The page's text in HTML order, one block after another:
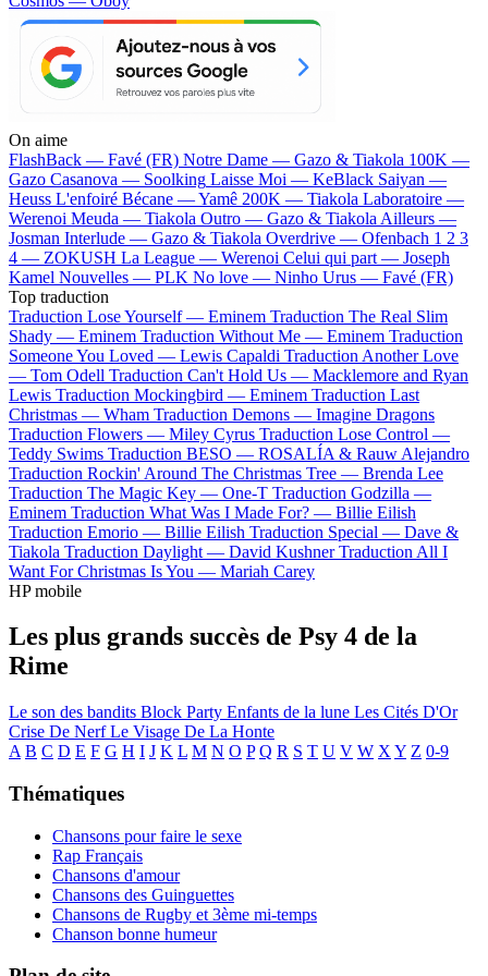
On aime
FlashBack — Favé (FR) Notre Dame — Gazo & Tiakola 100K —
Gazo Casanova — Soolking Laisse Moi — KeBlack Saiyan —
Heuss L'enfoiré Bécane —Yamê 200K — Tiakola Laboratoire —
Werenoi Meuda — Tiakola Outro — Gazo & Tiakola Ailleurs —
Josman Interlude — Gazo & Tiakola Overdrive — Ofenbach 1 2 3
4 — ZOKUSH La League — Werenoi Celui qui part — Joseph
Kamel Nouvelles — PLK No love — Ninho Urus — Favé (FR)
Top traduction
Traduction Lose Yourself — Eminem Traduction The Real Slim
Shady — Eminem Traduction Without Me — Eminem Traduction
Someone You Loved — Lewis Capaldi Traduction Another Love
— Tom Odell Traduction Can't Hold Us — Macklemore and Ryan
Lewis Traduction Mockingbird — Eminem Traduction Last
Christmas — Wham Traduction Demons — Imagine Dragons
Traduction Flowers — Miley Cyrus Traduction Lose Control —
Teddy Swims Traduction BESO — ROSALÍA & Rauw Alejandro
Traduction Rockin' Around The Christmas Tree — Brenda Lee
Traduction The Magic Key — One-T Traduction Godzilla —
Eminem Traduction What Was I Made For? — Billie Eilish
Traduction Emorio — Billie Eilish Traduction Special — Dave &
Tiakola Traduction Daylight — David Kushner Traduction All I
Want For Christmas Is You — Mariah Carey
HP mobile
Les plus grands succès de Psy 4 de la
Rime
Le son des bandits Block Party Enfants de la lune Les Cités D'Or
Crise De NerfLe Visage De La Honte
A B C D E F G H I J K L M N O P Q R S T U V W X Y Z 0-9
Thématiques
Chansons pour faire le sexe
Rap Français
Chansons d'amour
Chansons des Guinguettes
Chansons de Rugby et 3ème mi-temps
Chanson bonne humeur